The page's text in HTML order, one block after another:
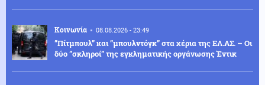
Κοινωνία 08.08.2026 - 23:49
”Πίτμπουλ” και ”μπουλντόγκ” στα χέρια της ΕΛ.ΑΣ. – Οι
δύο ”σκληροί” της εγκληματικής οργάνωσης Έντικ